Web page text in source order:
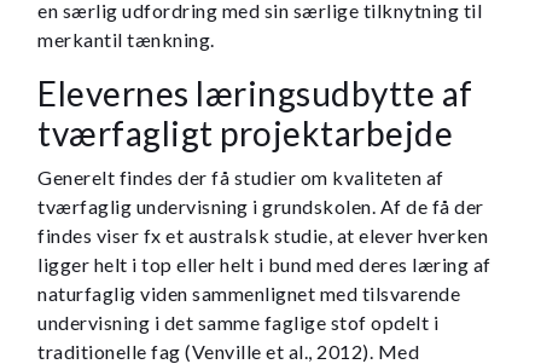
en særlig udfordring med sin særlige tilknytning til
merkantil tænkning.
Elevernes læringsudbytte af
tværfagligt projektarbejde
Generelt findes der få studier om kvaliteten af
tværfaglig undervisning i grundskolen. Af de få der
findes viser fx et australsk studie, at elever hverken
ligger helt i top eller helt i bund med deres læring af
naturfaglig viden sammenlignet med tilsvarende
undervisning i det samme faglige stof opdelt i
traditionelle fag (Venville et al., 2012). Med